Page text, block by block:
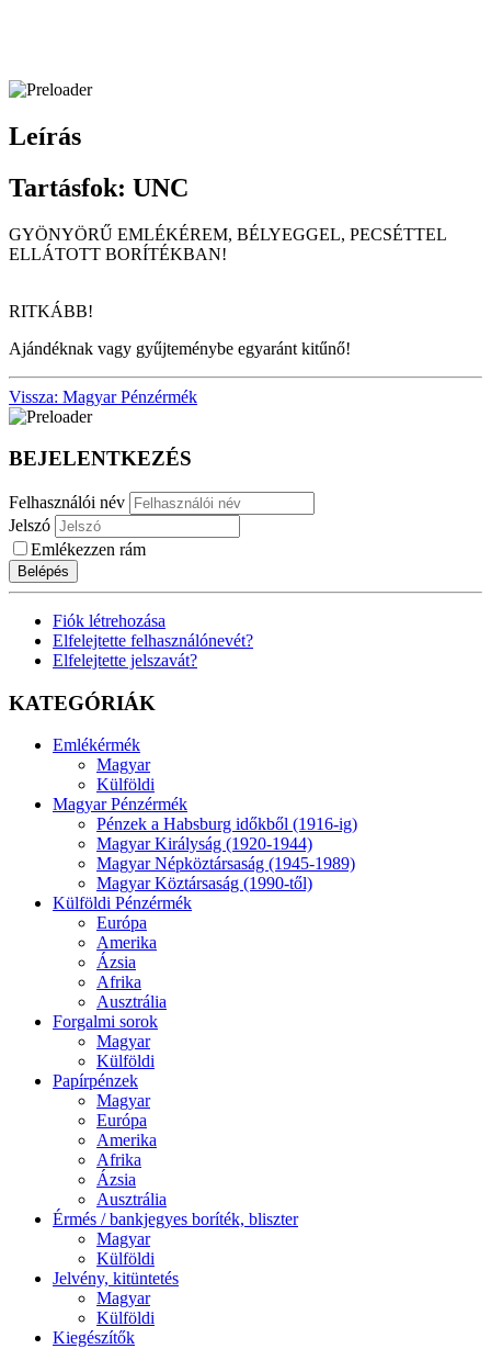
Leírás
Tartásfok: UNC
GYÖNYÖRŰ EMLÉKÉREM, BÉLYEGGEL, PECSÉTTEL
ELLÁTOTT BORÍTÉKBAN!
RITKÁBB!
Ajándéknak vagy gyűjteménybe egyaránt kitűnő!
Vissza: Magyar Pénzérmék
BEJELENTKEZÉS
Felhasználói név
Jelszó
Emlékezzen rám
Belépés
Fiók létrehozása
Elfelejtette felhasználónevét?
Elfelejtette jelszavát?
KATEGÓRIÁK
Emlékérmék
Magyar
Külföldi
Magyar Pénzérmék
Pénzek a Habsburg időkből (1916-ig)
Magyar Királyság (1920-1944)
Magyar Népköztársaság (1945-1989)
Magyar Köztársaság (1990-től)
Külföldi Pénzérmék
Európa
Amerika
Ázsia
Afrika
Ausztrália
Forgalmi sorok
Magyar
Külföldi
Papírpénzek
Magyar
Európa
Amerika
Afrika
Ázsia
Ausztrália
Érmés / bankjegyes boríték, bliszter
Magyar
Külföldi
Jelvény, kitüntetés
Magyar
Külföldi
Kiegészítők